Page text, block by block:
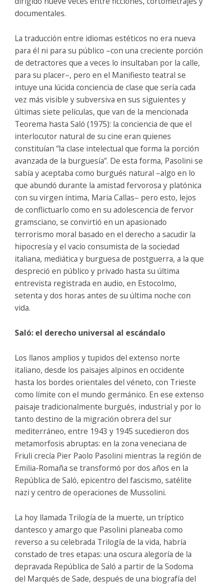
documentales.
La traducción entre idiomas estéticos no era nueva
para él ni para su público –con una creciente porción
de detractores que a veces lo insultaban por la calle,
para su placer–, pero en el Manifiesto teatral se
intuye una lúcida conciencia de clase que sería cada
vez más visible y subversiva en sus siguientes y
últimas siete películas, que van de la mencionada
Teorema hasta Saló (1975): la conciencia de que el
interlocutor natural de su cine eran quienes
constituían “la clase intelectual que forma la porción
avanzada de la burguesía”. De esta forma, Pasolini se
sabía y aceptaba como burgués natural –algo en lo
que abundó durante la amistad fervorosa y platónica
con su virgen íntima, Maria Callas– pero esto, lejos
de conflictuarlo como en su adolescencia de fervor
gramsciano, se convirtió en un apasionado
terrorismo moral basado en el derecho a sacudir la
hipocresía y el vacío consumista de la sociedad
italiana, mediática y burguesa de postguerra, a la que
despreció en público y privado hasta su última
entrevista registrada en audio, en Estocolmo,
setenta y dos horas antes de su última noche con
vida.
Saló: el derecho universal al escándalo
Los llanos amplios y tupidos del extenso norte
italiano, desde los paisajes alpinos en occidente
hasta los bordes orientales del véneto, con Trieste
como límite con el mundo germánico. En ese extenso
paisaje tradicionalmente burgués, industrial y por lo
tanto destino de la migración obrera del sur
mediterráneo, entre 1943 y 1945 sucedieron dos
metamorfosis abruptas: en la zona veneciana de
Friuli crecía Pier Paolo Pasolini mientras la región de
Emilia-Romaña se transformó por dos años en la
República de Saló, epicentro del fascismo, satélite
nazi y centro de operaciones de Mussolini.
La hoy llamada Trilogía de la muerte, un tríptico
dantesco y amargo que Pasolini planeaba como
reverso a su celebrada Trilogía de la vida, habría
constado de tres etapas: una oscura alegoría de la
depravada República de Saló a partir de la Sodoma
del Marqués de Sade, después de una biografía del